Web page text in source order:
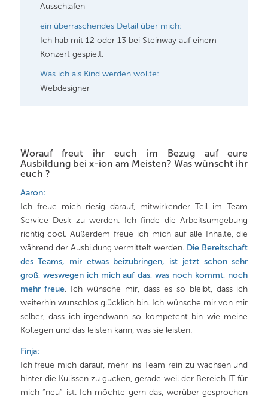
Ausschlafen
ein überraschendes Detail über mich:
Ich hab mit 12 oder 13 bei Steinway auf einem
Konzert gespielt.
Was ich als Kind werden wollte:
Webdesigner
Worauf freut ihr euch im Bezug auf eure
Ausbildung bei x-ion am Meisten? Was wünscht ihr
euch ?
Aaron:
Ich freue mich riesig darauf, mitwirkender Teil im Team
Service Desk zu werden. Ich finde die Arbeitsumgebung
richtig cool. Außerdem freue ich mich auf alle Inhalte, die
während der Ausbildung vermittelt werden. Die Bereitschaft
des Teams, mir etwas beizubringen, ist jetzt schon sehr
groß, weswegen ich mich auf das, was noch kommt, noch
mehr freue. Ich wünsche mir, dass es so bleibt, dass ich
weiterhin wunschlos glücklich bin. Ich wünsche mir von mir
selber, dass ich irgendwann so kompetent bin wie meine
Kollegen und das leisten kann, was sie leisten.
Finja:
Ich freue mich darauf, mehr ins Team rein zu wachsen und
hinter die Kulissen zu gucken, gerade weil der Bereich IT für
mich “neu” ist. Ich möchte gern das, worüber gesprochen